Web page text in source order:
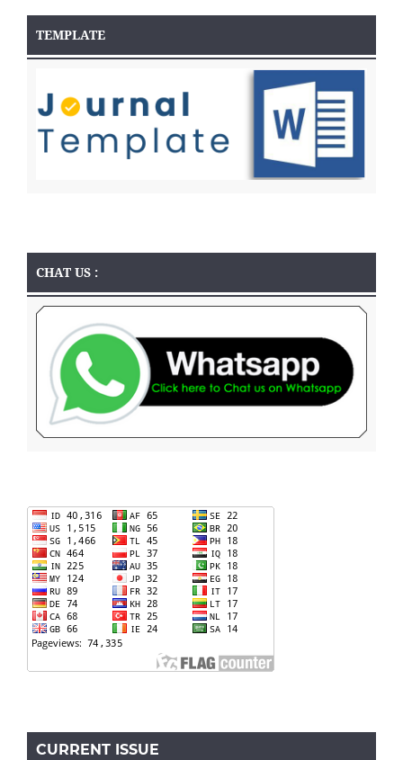
TEMPLATE
CHAT US :
CURRENT ISSUE